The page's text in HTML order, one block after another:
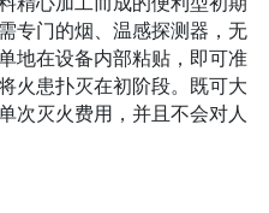
专门的烟、温感探测器，无
地在设备内部粘贴，即可准
火患扑灭在初阶段。既可大
次灭火费用，并且不会对人